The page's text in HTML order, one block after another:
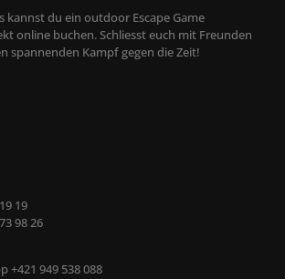
kannst du ein outdoor Escape Game
online buchen. Schliesst euch mit Freunden
spannenden Kampf gegen die Zeit!
19
98 26
+421 949 538 088